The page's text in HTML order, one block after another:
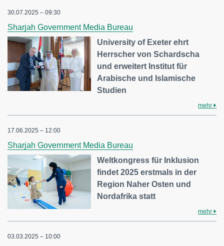
30.07.2025 – 09:30
Sharjah Government Media Bureau
University of Exeter ehrt
Herrscher von Schardscha
und erweitert Institut für
Arabische und Islamische
Studien
mehr
17.06.2025 – 12:00
Sharjah Government Media Bureau
Weltkongress für Inklusion
findet 2025 erstmals in der
Region Naher Osten und
Nordafrika statt
mehr
03.03.2025 – 10:00